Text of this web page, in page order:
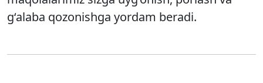
g‘alaba qozonishga yordam beradi.